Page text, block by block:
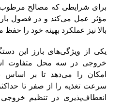
برای شرایطی که مصالح مرطوب
مؤثر عمل می‌کند و در فصول
بالا نیز عملکرد بهینه خود را حفظ
یکی از ویژگی‌های بارز این
خروجی در سه محل متفاوت
امکان را می‌دهد تا بر اساس
سرعت تغذیه را از صفر تا
انعطاف‌پذیری در تنظیم